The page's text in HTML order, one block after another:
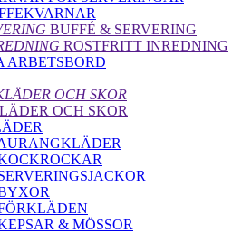
BUFFÉ & SERVERING
ROSTFRITT INREDNING
ARBETSBORD
OCH SKOR
& MÖSSOR